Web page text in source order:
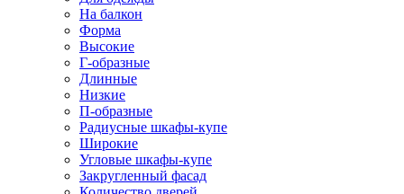
На балкон
Форма
Высокие
Г-образные
Длинные
Низкие
П-образные
Радиусные шкафы-купе
Широкие
Угловые шкафы-купе
Закругленный фасад